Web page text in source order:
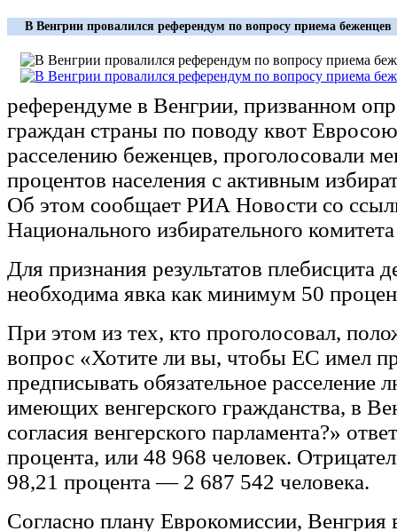
В Венгрии провалился референдум по вопросу приема беженцев
референдуме в Венгрии, призванном
граждан страны по поводу квот
расселению беженцев, проголосовали
процентов населения с активным
Об этом сообщает РИА Новости со
Национального избирательного
Для признания результатов плебисцита
необходима явка как минимум 50
При этом из тех, кто проголосовал,
вопрос «Хотите ли вы, чтобы ЕС имел
предписывать обязательное расселение
имеющих венгерского гражданства, в
согласия венгерского парламента?»
процента, или 48 968 человек.
98,21 процента — 2 687 542 человека.
Согласно плану Еврокомиссии, Венгрия